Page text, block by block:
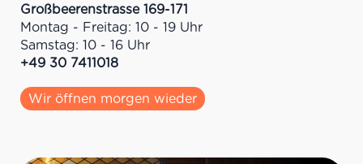
Großbeerenstrasse 169-171
Montag - Freitag: 10 - 19 Uhr
Samstag: 10 - 16 Uhr
+49 30 7411018
Wir öffnen morgen wieder